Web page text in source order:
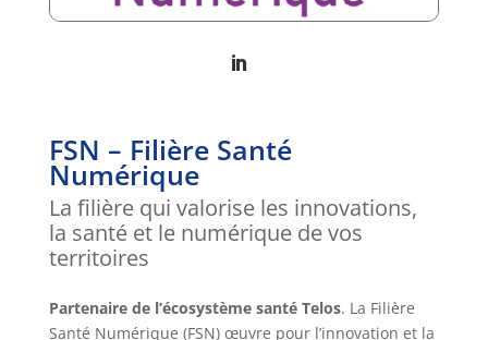
FSN – Filière Santé
Numérique
La filière qui valorise les innovations,
la santé et le numérique de vos
territoires
Partenaire de l’écosystème santé Telos. La Filière
Santé Numérique (FSN) œuvre pour l’innovation et la